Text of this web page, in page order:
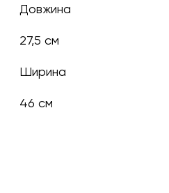
Довжина
27,5 см
Ширина
46 см